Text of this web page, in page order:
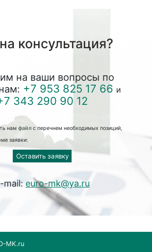
консультация?
на ваши вопросы по
+7 953 825 17 66 и
343 290 90 12
нам файлс перечнем необходимых позиций,
заявки:
Оставить заявку
mail: euro-mk@ya.ru
MK.ru